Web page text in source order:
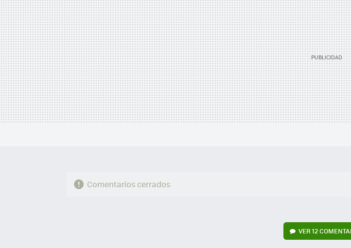
Comentarios cerrados
VER12